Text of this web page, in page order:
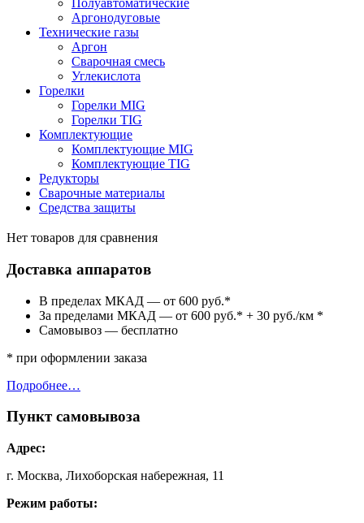
Полуавтоматические
Аргонодуговые
Технические газы
Аргон
Сварочная смесь
Углекислота
Горелки
Горелки MIG
Горелки TIG
Комплектующие
Комплектующие MIG
Комплектующие TIG
Редукторы
Сварочные материалы
Средства защиты
Нет товаров для сравнения
Доставка аппаратов
В пределах МКАД — от 600 руб.*
За пределами МКАД — от 600 руб.* + 30 руб./км *
Самовывоз — бесплатно
* при оформлении заказа
Подробнее…
Пункт самовывоза
Адрес:
г. Москва, Лихоборская набережная, 11
Режим работы: